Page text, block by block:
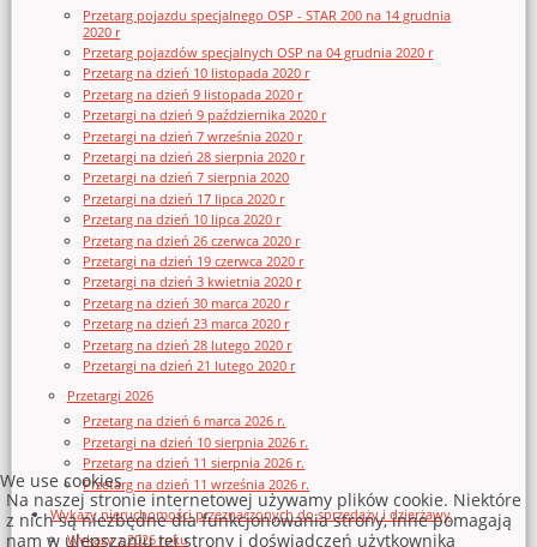
Przetarg pojazdu specjalnego OSP - STAR 200 na 14 grudnia
2020 r
Przetarg pojazdów specjalnych OSP na 04 grudnia 2020 r
Przetarg na dzień 10 listopada 2020 r
Przetarg na dzień 9 listopada 2020 r
Przetargi na dzień 9 października 2020 r
Przetargi na dzień 7 września 2020 r
Przetargi na dzień 28 sierpnia 2020 r
Przetargi na dzień 7 sierpnia 2020
Przetargi na dzień 17 lipca 2020 r
Przetarg na dzień 10 lipca 2020 r
Przetarg na dzień 26 czerwca 2020 r
Przetargi na dzień 19 czerwca 2020 r
Przetargi na dzień 3 kwietnia 2020 r
Przetarg na dzień 30 marca 2020 r
Przetarg na dzień 23 marca 2020 r
Przetarg na dzień 28 lutego 2020 r
Przetargi na dzień 21 lutego 2020 r
Przetargi 2026
Przetarg na dzień 6 marca 2026 r.
Przetargi na dzień 10 sierpnia 2026 r.
Przetarg na dzień 11 sierpnia 2026 r.
Przetarg na dzień 11 września 2026 r.
Wykazy nieruchomości przeznaczonych do sprzedaży i dzierżawy
Wykazy z 2026 roku
We use cookies
Na naszej stronie internetowej używamy plików cookie. Niektóre
z nich są niezbędne dla funkcjonowania strony, inne pomagają
nam w ulepszaniu tej strony i doświadczeń użytkownika